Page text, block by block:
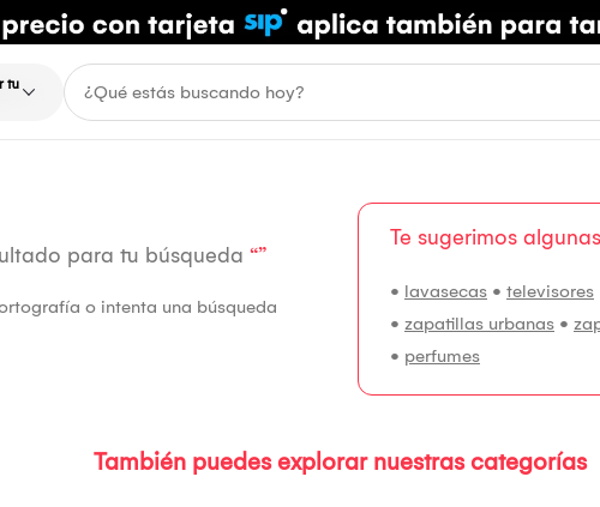
tu
para tu búsqueda “”
o intenta una búsqueda
Te sugerimos
• lavasecas • televisores
• zapatillas urbanas •
• perfumes
También puedes explorar nuestras categorías